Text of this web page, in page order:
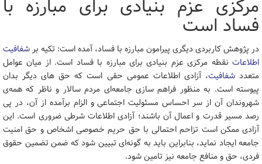
مرکزی عزم بنیادی برای مبارزه با
فساد است
در پژوهش کاربردی دیگری پیرامون مبارزه با فساد، آمده است: تکیه برشفافیت
اطلاعات نقطه مرکزی عزم بنیادی برای مبارزه با فساد است. از میان عوامل
متعددشفافیت، آزادی اطلاعات عمومی حقی است که حق های دیگر بدان
پیوسته است. به منظور فراهم سازی جامعه‌ای مردم سالار و ناظر که همه‌ی
شهروندان آن از سر احساس مسئولیت اجتماعی و الزام برآمده از آن، در پی
رصد مسیر قدرت و اعمال آن باشند؛ آزادی اطلاعات شرطی ضروری است. این
آزادی ممکن است تزاحم احتمالی با حق حریم خصوصی اشخاص و حق امنیت
جامعه ایجاد نماید، بنابراین باید به گونه‌ای تبیین شود که ضمن تضمین حقوق
فردی، حق و منافع جامعه نیز تامین شود.